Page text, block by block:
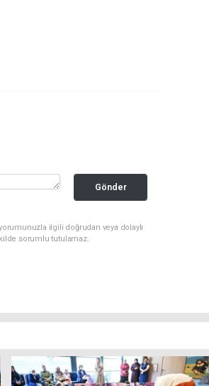
Gönder
ilgili doğrudan veya dolaylı
sorumlu tutulamaz.